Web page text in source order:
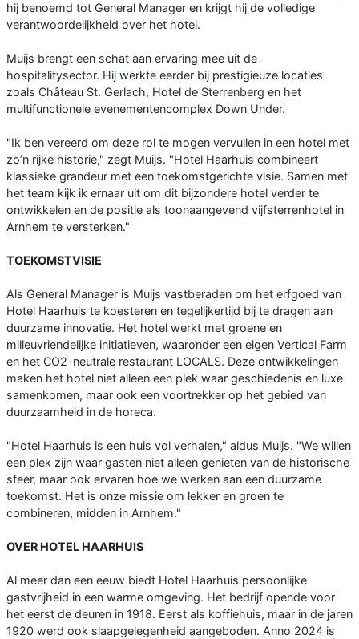
hij benoemd tot General Manager en krijgt hij de volledige
verantwoordelijkheid over het hotel.
Muijs brengt een schat aan ervaring mee uit de
hospitalitysector. Hij werkte eerder bij prestigieuze locaties
zoals Château St. Gerlach, Hotel de Sterrenberg en het
multifunctionele evenementencomplex Down Under.
"Ik ben vereerd om deze rol te mogen vervullen in een hotel met
zo’n rijke historie," zegt Muijs. "Hotel Haarhuis combineert
klassieke grandeur met een toekomstgerichte visie. Samen met
het team kijk ik ernaar uit om dit bijzondere hotel verder te
ontwikkelen en de positie als toonaangevend vijfsterrenhotel in
Arnhem te versterken."
TOEKOMSTVISIE
Als General Manager is Muijs vastberaden om het erfgoed van
Hotel Haarhuis te koesteren en tegelijkertijd bij te dragen aan
duurzame innovatie. Het hotel werkt met groene en
milieuvriendelijke initiatieven, waaronder een eigen Vertical Farm
en het CO2-neutrale restaurant LOCALS. Deze ontwikkelingen
maken het hotel niet alleen een plek waar geschiedenis en luxe
samenkomen, maar ook een voortrekker op het gebied van
duurzaamheid in de horeca.
"Hotel Haarhuis is een huis vol verhalen," aldus Muijs. "We willen
een plek zijn waar gasten niet alleen genieten van de historische
sfeer, maar ook ervaren hoe we werken aan een duurzame
toekomst. Het is onze missie om lekker en groen te
combineren, midden in Arnhem."
OVER HOTEL HAARHUIS
Al meer dan een eeuw biedt Hotel Haarhuis persoonlijke
gastvrijheid in een warme omgeving. Het bedrijf opende voor
het eerst de deuren in 1918. Eerst als koffiehuis, maar in de jaren
1920 werd ook slaapgelegenheid aangeboden. Anno 2024 is